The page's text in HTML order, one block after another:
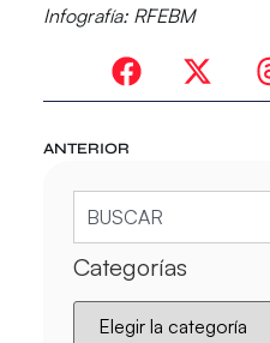
Infografía: RFEBM
ANTERIOR
Categorías